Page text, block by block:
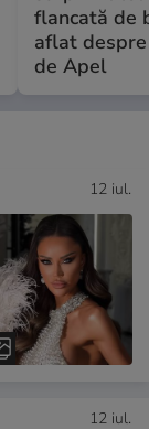
flancată de
aflat
de Apel
12 iul.
12 iul.